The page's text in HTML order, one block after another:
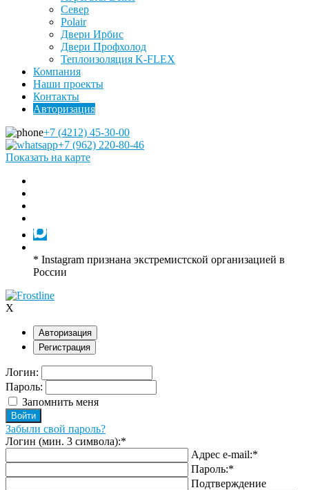
Север
Polair
Двери Ирбис
Двери Профхолод
Теплоизоляция K-FLEX
Компания
Наши проекты
Контакты
Авторизация
+7 (4212) 45-30-00
+7 (962) 220-80-46
Показать на карте
* Instagram признана экстремистской организацией в
России
X
Авторизация
Регистрация
Логин:
Пароль:
Запомнить меня
Забыли свой пароль?
Логин (мин. 3 символа):*
Адрес e-mail:*
Пароль:*
Подтверждение